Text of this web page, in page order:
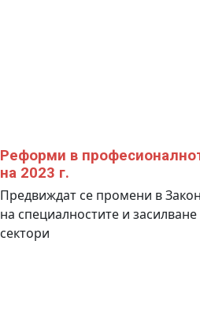
Реформи в
на 2023 г.
Предвиждат се промени в
на специалностите и
сектори